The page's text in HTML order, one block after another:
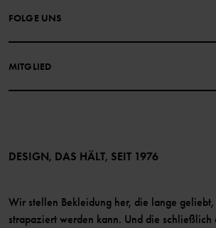
DATENSCHUTZRICHTLINIE
FOLGE UNS
MITGLIED
Mitglied werden
DESIGN, DAS HÄLT, SEIT 1976
Wir stellen Bekleidung her, die lange
strapaziert werden kann. Und die schließlich